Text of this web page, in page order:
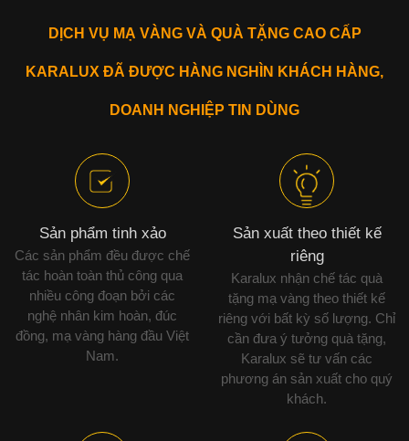
DỊCH VỤ MẠ VÀNG VÀ QUÀ TẶNG CAO CẤP
KARALUX ĐÃ ĐƯỢC HÀNG NGHÌN KHÁCH HÀNG,
DOANH NGHIỆP TIN DÙNG
Sản phẩm tinh xảo
Các sản phẩm đều được chế
tác hoàn toàn thủ công qua
nhiều công đoạn bởi các
nghệ nhân kim hoàn, đúc
đồng, mạ vàng hàng đầu Việt
Nam.
Sản xuất theo thiết kế
riêng
Karalux nhận chế tác quà
tặng mạ vàng theo thiết kế
riêng với bất kỳ số lượng. Chỉ
cần đưa ý tưởng quà tặng,
Karalux sẽ tư vấn các
phương án sản xuất cho quý
khách.